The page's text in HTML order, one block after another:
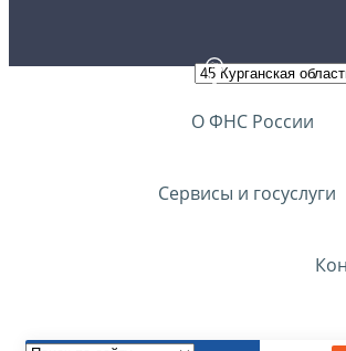
О ФНС России
Сервисы и госуслуги